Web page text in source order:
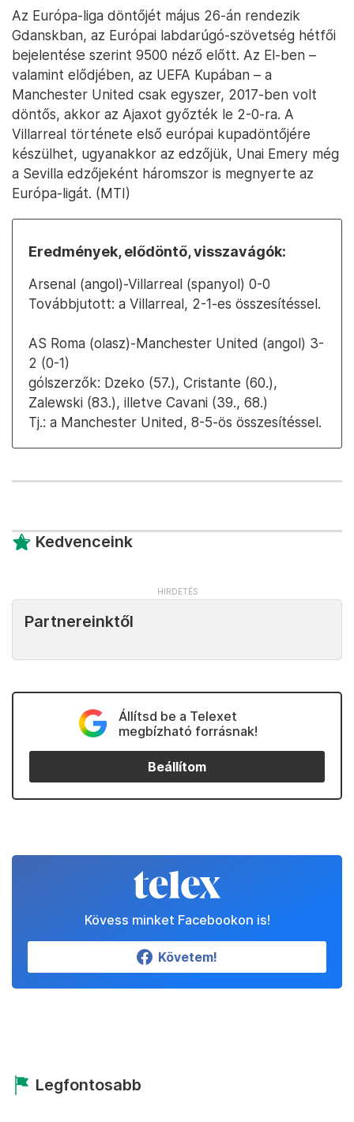
Az Európa-liga döntőjét május 26-án rendezik
Gdanskban, az Európai labdarúgó-szövetség hétfői
bejelentése szerint 9500 néző előtt. Az El-ben –
valamint elődjében, az UEFA Kupában – a
Manchester United csak egyszer, 2017-ben volt
döntős, akkor az Ajaxot győzték le 2-0-ra. A
Villarreal története első európai kupadöntőjére
készülhet, ugyanakkor az edzőjük, Unai Emery még
a Sevilla edzőjeként háromszor is megnyerte az
Európa-ligát. (MTI)
Eredmények, elődöntő, visszavágók:
Arsenal (angol)-Villarreal (spanyol) 0-0
Továbbjutott: a Villarreal, 2-1-es összesítéssel.
AS Roma (olasz)-Manchester United (angol) 3-
2 (0-1)
gólszerzők: Dzeko (57.), Cristante (60.),
Zalewski (83.), illetve Cavani (39., 68.)
Tj.: a Manchester United, 8-5-ös összesítéssel.
Kedvenceink
Partnereinktől
Állítsd be a Telexet
megbízható forrásnak!
Beállítom
Kövess minket Facebookon is!
Követem!
Legfontosabb